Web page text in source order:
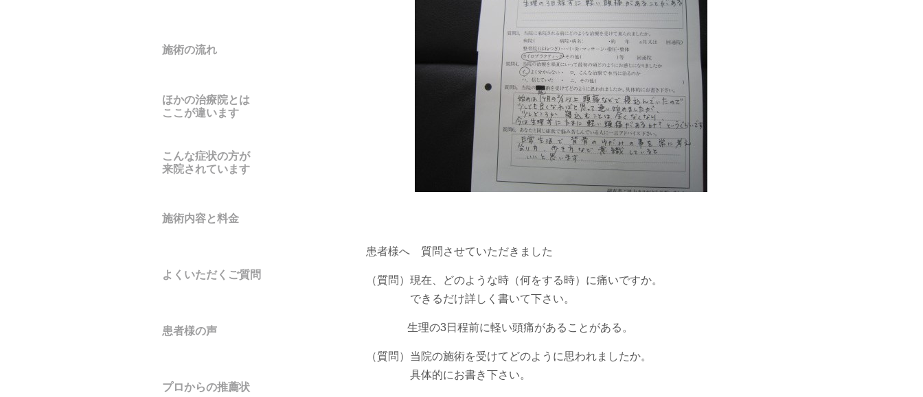
患者様へ 質問させていただきました
（質問）現在、どのような時（何をする時）に痛いですか。
できるだけ詳しく書いて下さい。
生理の3日程前に軽い頭痛があることがある。
（質問）当院の施術を受けてどのように思われましたか。
具体的にお書き下さい。
施術の流れ
ほかの治療院とは
ここが違います
こんな症状の方が
来院されています
施術内容と料金
よくいただくご質問
患者様の声
プロからの推薦状